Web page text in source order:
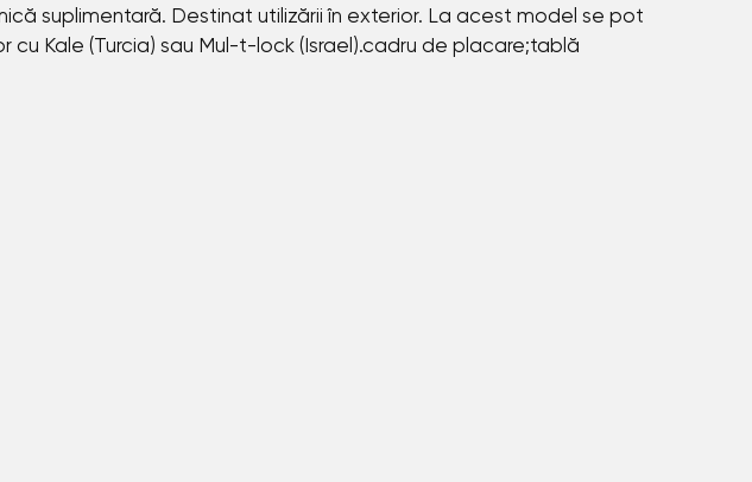
suplimentară. Destinat utilizării în exterior. La acest model se pot
Kale (Turcia) sau Mul-t-lock (Israel).cadru de placare;tablă